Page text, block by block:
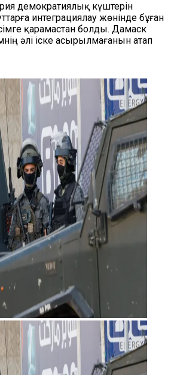
демократиялық күштерін
интеграциялау жөнінде бұған
қарамастан болды. Дамаск
әлі іске асырылмағанын атап